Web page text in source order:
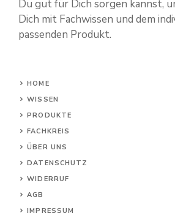
Du gut für Dich sorgen kannst,
Dich mit Fachwissen und dem
passenden Produkt.
HOME
WISSEN
PRODUKTE
FACHKREIS
ÜBER UNS
DATENSCHUTZ
WIDERRUF
AGB
IMPRESSUM